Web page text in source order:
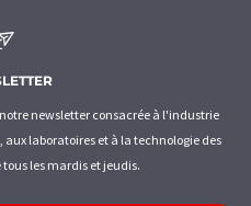
newsletter consacrée à l'industrie
laboratoires et à la technologie des
les mardis et jeudis.